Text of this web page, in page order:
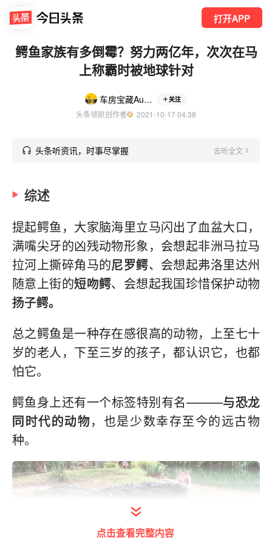
打开APP
鳄鱼家族有多倒霉？努力两亿年，次次在马
上称霸时被地球针对
车房宝藏AutoSpire 关注
头条领航创作者
  2021-10-17 04:38
头条听资讯，时事尽掌握 去听全文
综述
提起鳄鱼，大家脑海里立马闪出了血盆大口，
满嘴尖牙的凶残动物形象，会想起非洲马拉马
拉河上撕碎角马的尼罗鳄、会想起弗洛里达州
随意上街的短吻鳄、会想起我国珍惜保护动物
扬子鳄。
总之鳄鱼是一种存在感很高的动物，上至七十
岁的老人，下至三岁的孩子，都认识它，也都
怕它。
鳄鱼身上还有一个标签特别有名———与恐龙
同时代的动物，也是少数幸存至今的远古物
种。
点击查看完整内容